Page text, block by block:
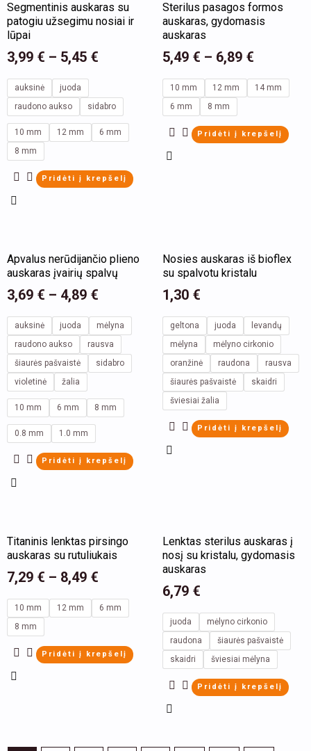
page
page
Segmentinis auskaras su
patogiu užsegimu nosiai ir
lūpai
3,99 € – 5,45 €
auksinė
juoda
raudono aukso
sidabro
10 mm 12 mm
6 mm
8 mm
Pridėti į krepšelį
product
has
multiple
The
options
may
be
chosen
Sterilus pasagos formos
auskaras, gydomasis
auskaras
5,49 € – 6,89 €
10 mm 12 mm
14 mm
6 mm
8 mm
Pridėti į krepšelį
product
has
multiple
The
options
may
Apvalus nerūdijančio plieno
auskaras įvairių spalvų
3,69 € – 4,89 €
auksinė juoda
mėlyna
raudono aukso
rausva
šiaurės pašvaistė
sidabro
violetinė
žalia
10 mm 6 mm 8 mm
0.8 mm 1.0 mm
Pridėti į krepšelį
product
has
variants.
The
options
may
be
chosen
on
the
Nosies auskaras iš bioflex
su spalvotu kristalu
1,30 €
geltona juoda
levandų
mėlyna
mėlyno cirkonio
oranžinė
raudona
rausva
šiaurės pašvaistė
skaidri
šviesiai žalia
Pridėti į krepšelį
product
has
variants.
The
options
may
be
chosen
Titaninis lenktas pirsingo
auskaras su rutuliukais
7,29 € – 8,49 €
10 mm 12 mm
6 mm
8 mm
Pridėti į krepšelį
product
has
variants.
The
options
may
the
Lenktas sterilus auskaras į
nosį su kristalu, gydomasis
auskaras
6,79 €
juoda
mėlyno cirkonio
raudona
šiaurės pašvaistė
skaidri
šviesiai mėlyna
Pridėti į krepšelį
product
has
multiple
The
options
may
be
the